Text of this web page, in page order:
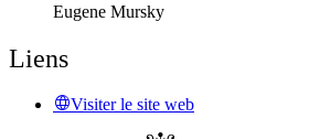
Eugene Mursky
Liens
Visiter le site web